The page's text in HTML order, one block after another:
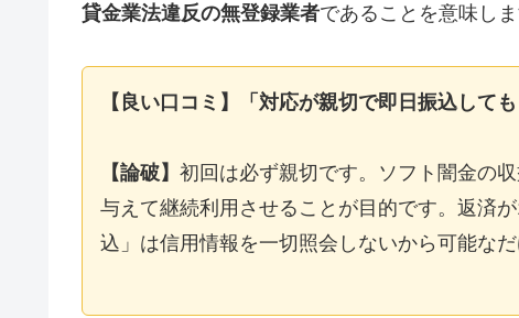
貸金業法違反の無登録業者であることを意味しま
【良い口コミ】「対応が親切で即日振込しても
【論破】 初回は必ず親切です。ソフト闇金の
与えて継続利用させることが目的です。返済
込」は信用情報を一切照会しないから可能な